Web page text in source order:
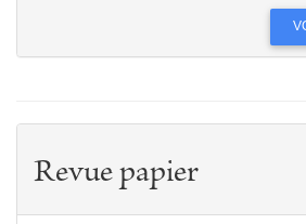
Revue papier